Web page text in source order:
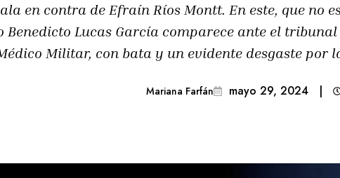
en contra de Efraín Ríos Montt. En este, que no
Benedicto Lucas García comparece ante el
Militar, con bata y un evidente desgaste por
Mariana Farfán mayo 29, 2024 |